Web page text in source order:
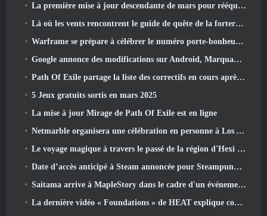
La première mise à jour descendante de mars pour rééquilibrer le partage et introduire du nouveau contenu
Là où les vents rencontrent le guide de quête de la forteresse de Whitecrown
Warframe se prépare à célébrer le numéro porte-bonheur 13 Avec des événements d'anniversaire
Google annonce des modifications sur Android, Marquant le retour de Fortnite sur le Play Store
Path Of Exile partage la liste des correctifs en cours après le lancement de Mirage
5 Jeux gratuits sortis en mars 2025
La mise à jour Mirage de Path Of Exile est en ligne
Netmarble organisera une célébration en personne à Los Angeles. Avant les sept péchés capitaux: Lancement d'origine
Le voyage magique à travers le passé de la région d'Hexi commence là où les vents se rencontrent aujourd'hui
Date d’accès anticipé à Steam annoncée pour Steampunk ARPG Crystalfall
Saitama arrive à MapleStory dans le cadre d'un événement de collaboration One-Punch Man
La dernière vidéo « Foundations » de HEAT explique comment les agents et les réservoirs travaillent ensemble